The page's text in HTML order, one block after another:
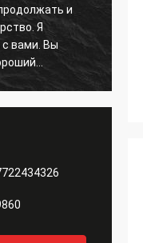
и
Я
с вами. Вы
нас